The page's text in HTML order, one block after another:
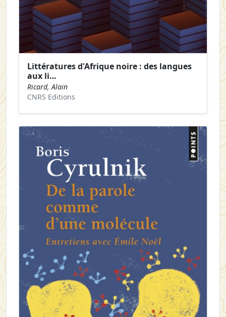
Littératures d'Afrique noire : des langues
aux li…
Ricard, Alain
CNRS Editions